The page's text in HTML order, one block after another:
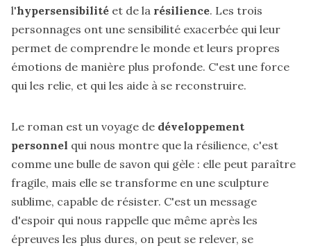
l'hypersensibilité et de la résilience. Les trois
personnages ont une sensibilité exacerbée qui leur
permet de comprendre le monde et leurs propres
émotions de manière plus profonde. C'est une force
qui les relie, et qui les aide à se reconstruire.
Le roman est un voyage de développement
personnel qui nous montre que la résilience, c'est
comme une bulle de savon qui gèle : elle peut paraître
fragile, mais elle se transforme en une sculpture
sublime, capable de résister. C'est un message
d'espoir qui nous rappelle que même après les
épreuves les plus dures, on peut se relever, se